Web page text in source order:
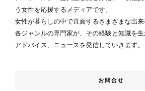
う女性を応援するメディアです。
女性が暮らしの中で直面するさまざまな出来
各ジャンルの専門家が、その経験と知識を
アドバイス、ニュースを発信していきます。
お問合せ